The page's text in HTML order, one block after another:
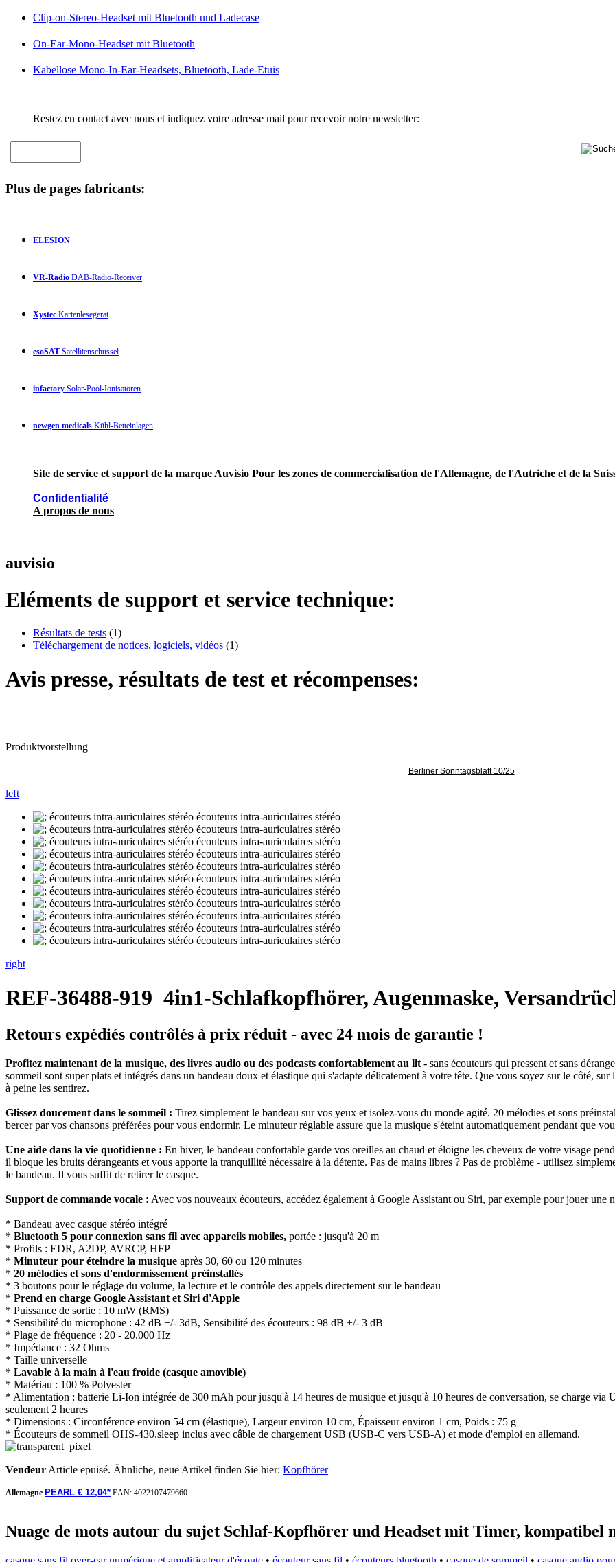
Clip-on-Stereo-Headset mit Bluetooth und Ladecase
On-Ear-Mono-Headset mit Bluetooth
Kabellose Mono-In-Ear-Headsets, Bluetooth, Lade-Etuis
Restez en contact avec nous et indiquez votre adresse mail pour recevoir notre newsletter:
Plus de pages fabricants:
ELESION
VR-Radio DAB-Radio-Receiver
Xystec Kartenlesegerät
esoSAT Satellitenschüssel
infactory Solar-Pool-Ionisatoren
newgen medicals Kühl-Betteinlagen
Site de service et support de la marque Auvisio Pour les zones de commercialisation de l'Allemagne, de l'Autriche et de la
Confidentialité
A propos de nous
auvisio
Eléments de support et service technique:
Résultats de tests (1)
Téléchargement de notices, logiciels, vidéos (1)
Avis presse, résultats de test et récompenses:
Produktvorstellung
Berliner Sonntagsblatt 10/25
left
right
REF-36488-919 4in1-Schlafkopfhörer, Augenmaske,
Retours expédiés contrôlés à prix réduit - avec 24 mois de garantie !
Profitez maintenant de la musique, des livres audio ou des podcasts confortablement au lit - sans écouteurs qui pressent et sans
sommeil sont super plats et intégrés dans un bandeau doux et élastique qui s'adapte délicatement à votre tête. Que vous soyez sur le côté,
à peine les sentirez.
Glissez doucement dans le sommeil : Tirez simplement le bandeau sur vos yeux et isolez-vous du monde agité. 20 mélodies et sons
bercer par vos chansons préférées pour vous endormir. Le minuteur réglable assure que la musique s'éteint automatiquement pendant que
Une aide dans la vie quotidienne : En hiver, le bandeau confortable garde vos oreilles au chaud et éloigne les cheveux de votre visage
il bloque les bruits dérangeants et vous apporte la tranquillité nécessaire à la détente. Pas de mains libres ? Pas de problème - utilisez
le bandeau. Il vous suffit de retirer le casque.
Support de commande vocale : Avec vos nouveaux écouteurs, accédez également à Google Assistant ou Siri, par exemple pour jouer une
* Bandeau avec casque stéréo intégré
* Bluetooth 5 pour connexion sans fil avec appareils mobiles, portée : jusqu'à 20 m
* Profils : EDR, A2DP, AVRCP, HFP
* Minuteur pour éteindre la musique après 30, 60 ou 120 minutes
* 20 mélodies et sons d'endormissement préinstallés
* 3 boutons pour le réglage du volume, la lecture et le contrôle des appels directement sur le bandeau
* Prend en charge Google Assistant et Siri d'Apple
* Puissance de sortie : 10 mW (RMS)
* Sensibilité du microphone : 42 dB +/- 3dB, Sensibilité des écouteurs : 98 dB +/- 3 dB
* Plage de fréquence : 20 - 20.000 Hz
* Impédance : 32 Ohms
* Taille universelle
* Lavable à la main à l'eau froide (casque amovible)
* Matériau : 100 % Polyester
* Alimentation : batterie Li-Ion intégrée de 300 mAh pour jusqu'à 14 heures de musique et jusqu'à 10 heures de conversation, se charge via
seulement 2 heures
* Dimensions : Circonférence environ 54 cm (élastique), Largeur environ 10 cm, Épaisseur environ 1 cm, Poids : 75 g
* Écouteurs de sommeil OHS-430.sleep inclus avec câble de chargement USB (USB-C vers USB-A) et mode d'emploi en allemand.
Vendeur Article epuisé. Ähnliche, neue Artikel finden Sie hier: Kopfhörer
Allemagne PEARL € 12,04* EAN: 4022107479660
Nuage de mots autour du sujet Schlaf-Kopfhörer und Headset mit Timer, kompatibel